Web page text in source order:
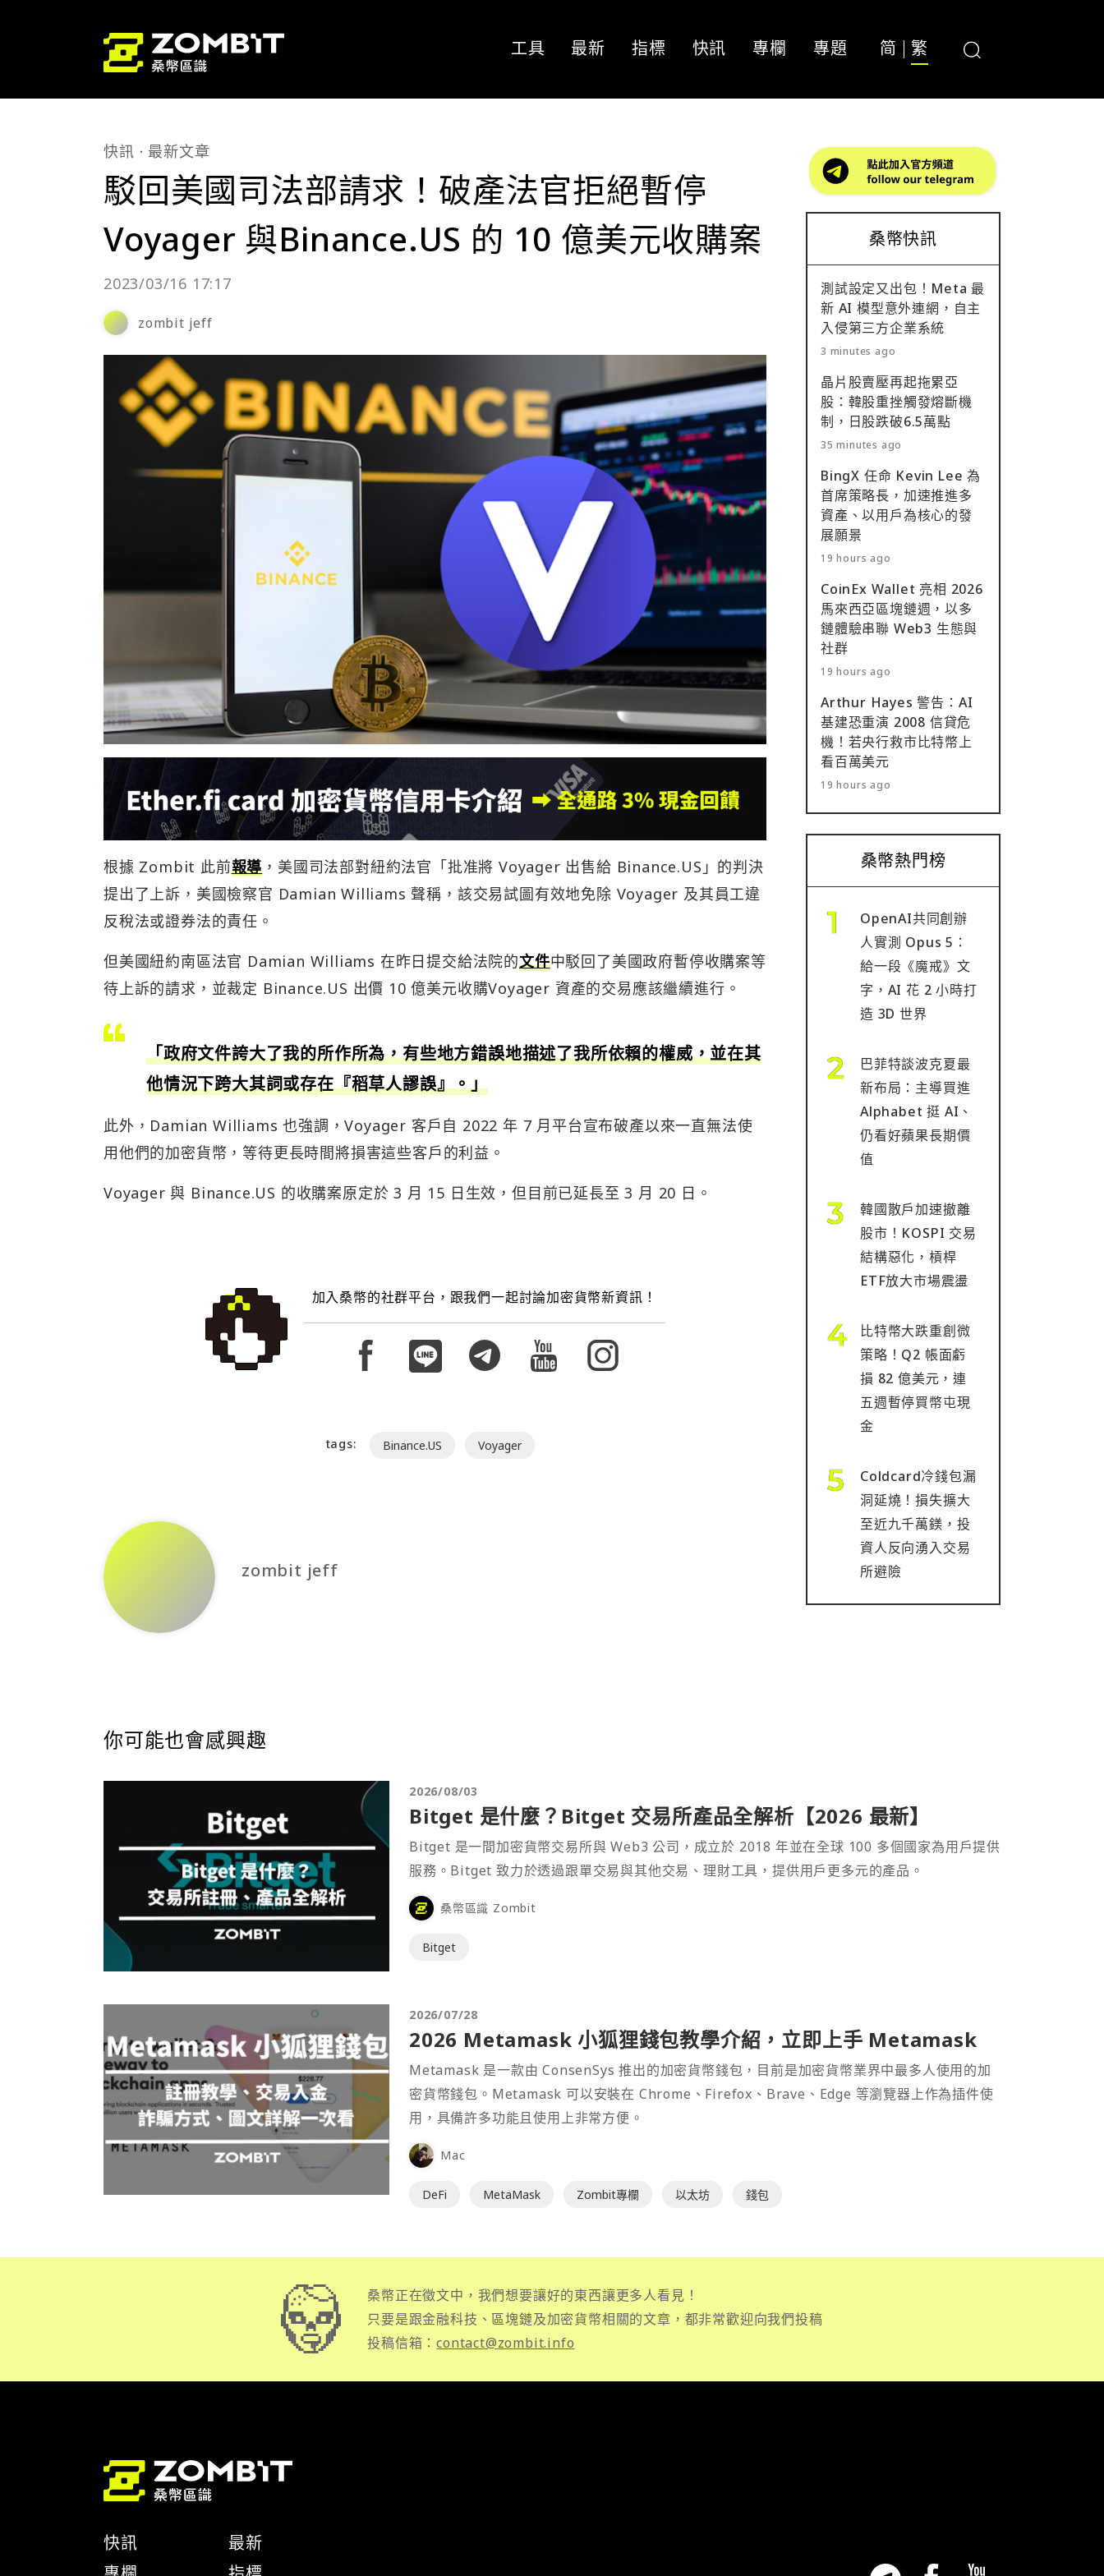
工具 最新 指標 快訊 專欄 專題 简 繁
快訊 最新文章
駁回美國司法部請求！破產法官拒絕暫停
Voyager 與Binance.US 的 10 億美元收購案
2023/03/16 17:17
zombit jeff
根據 Zombit 此前報導 ，美國司法部對紐約法官「批准將 Voyager 出售給 Binance.US」的判決
提出了上訴，美國檢察官 Damian Williams 聲稱，該交易試圖有效地免除 Voyager 及其員工違
反稅法或證券法的責任。
但美國紐約南區法官 Damian Williams 在昨日提交給法院的文件中駁回了美國政府暫停收購案等
待上訴的請求，並裁定 Binance.US 出價 10 億美元收購Voyager 資產的交易應該繼續進行。
「政府文件誇大了我的所作所為，有些地方錯誤地描述了我所依賴的權威，並在其
他情況下跨大其詞或存在『稻草人謬誤』。」
此外，Damian Williams 也強調，Voyager 客戶自 2022 年 7 月平台宣布破產以來一直無法使
用他們的加密貨幣，等待更長時間將損害這些客戶的利益。
Voyager 與 Binance.US 的收購案原定於 3 月 15 日生效，但目前已延長至 3 月 20 日。
加入桑幣的社群平台，跟我們一起討論加密貨幣新資訊！
tags: Binance.US Voyager
zombit jeff
桑幣快訊
測試設定又出包！Meta 最
新 AI 模型意外連網，自主
入侵第三方企業系統
3 minutes ago
晶片股賣壓再起拖累亞
股：韓股重挫觸發熔斷機
制，日股跌破6.5萬點
35 minutes ago
BingX 任命 Kevin Lee 為
首席策略長，加速推進多
資產、以用戶為核心的發
展願景
19 hours ago
CoinEx Wallet 亮相 2026
馬來西亞區塊鏈週，以多
鏈體驗串聯 Web3 生態與
社群
19 hours ago
Arthur Hayes 警告：AI
基建恐重演 2008 信貸危
機！若央行救市比特幣上
看百萬美元
19 hours ago
桑幣熱門榜
OpenAI共同創辦
人實測 Opus 5：
給一段《魔戒》文
字，AI 花 2 小時打
造 3D 世界
巴菲特談波克夏最
新布局：主導買進
Alphabet 挺 AI、
仍看好蘋果長期價
值
韓國散戶加速撤離
股市！KOSPI 交易
結構惡化，槓桿
ETF放大市場震盪
比特幣大跌重創微
策略！Q2 帳面虧
損 82 億美元，連
五週暫停買幣屯現
金
Coldcard冷錢包漏
洞延燒！損失擴大
至近九千萬鎂，投
資人反向湧入交易
所避險
你可能也會感興趣
2026/08/03
Bitget 是什麼？Bitget 交易所產品全解析【2026 最新】
Bitget 是一間加密貨幣交易所與 Web3 公司，成立於 2018 年並在全球 100 多個國家為用戶提供
服務。Bitget 致力於透過跟單交易與其他交易、理財工具，提供用戶更多元的產品。
桑幣區識 Zombit
Bitget
2026/07/28
2026 Metamask 小狐狸錢包教學介紹，立即上手 Metamask
Metamask 是一款由 ConsenSys 推出的加密貨幣錢包，目前是加密貨幣業界中最多人使用的加
密貨幣錢包。Metamask 可以安裝在 Chrome、Firefox、Brave、Edge 等瀏覽器上作為插件使
用，具備許多功能且使用上非常方便。
Mac
DeFi MetaMask Zombit專欄 以太坊 錢包
桑幣正在徵文中，我們想要讓好的東西讓更多人看見！
只要是跟金融科技、區塊鏈及加密貨幣相關的文章，都非常歡迎向我們投稿
投稿信箱：contact@zombit.info
快訊
最新